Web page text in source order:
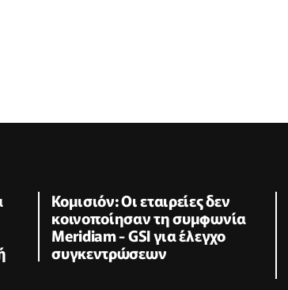
Κομισιόν: Οι εταιρείες δεν
κοινοποίησαν τη συμφωνία
Meridiam - GSI για έλεγχο
συγκεντρώσεων